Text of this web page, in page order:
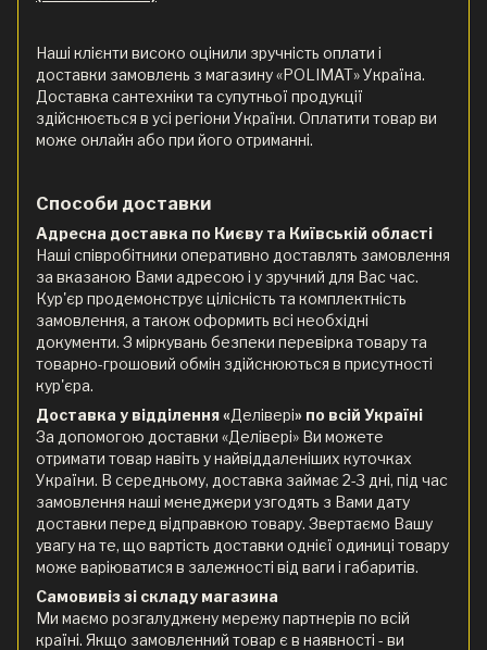
Наші клієнти високо оцінили зручність оплати і
доставки замовлень з магазину «POLIMAT» Україна.
Доставка сантехніки та супутньої продукції
здійснюється в усі регіони України. Оплатити товар ви
може онлайн або при його отриманні.
Способи доставки
Адресна доставка по Києву та Київській області
Наші співробітники оперативно доставлять замовлення
за вказаною Вами адресою і у зручний для Вас час.
Кур'єр продемонструє цілісність та комплектність
замовлення, а також оформить всі необхідні
документи. З міркувань безпеки перевірка товару та
товарно-грошовий обмін здійснюються в присутності
кур'єра.
Доставка у відділення «Делівері» по всій Україні
За допомогою доставки «Делівері» Ви можете
отримати товар навіть у найвіддаленіших куточках
України. В середньому, доставка займає 2-3 дні, під час
замовлення наші менеджери узгодять з Вами дату
доставки перед відправкою товару. Звертаємо Вашу
увагу на те, що вартість доставки однієї одиниці товару
може варіюватися в залежності від ваги і габаритів.
Самовивіз зі складу магазина
Ми маємо розгалуджену мережу партнерів по всій
країні. Якщо замовленний товар є в наявності - ви